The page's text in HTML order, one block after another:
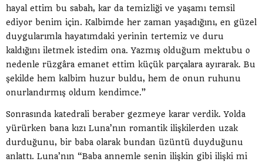
hayal ettim bu sabah, kar da temizliği ve yaşamı temsil
ediyor benim için. Kalbimde her zaman yaşadığını, en güzel
duygularımla hayatımdaki yerinin tertemiz ve duru
kaldığını iletmek istedim ona. Yazmış olduğum mektubu o
nedenle rüzgâra emanet ettim küçük parçalara ayırarak. Bu
şekilde hem kalbim huzur buldu, hem de onun ruhunu
onurlandırmış oldum kendimce.”
Sonrasında katedrali beraber gezmeye karar verdik. Yolda
yürürken bana kızı Luna’nın romantik ilişkilerden uzak
durduğunu, bir baba olarak bundan üzüntü duyduğunu
anlattı. Luna’nın “Baba annemle senin ilişkin gibi ilişki mi